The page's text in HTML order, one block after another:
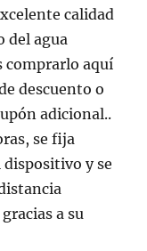
calidad
del agua
comprarlo aquí
descuento o
adicional..
se fija
y se
a su